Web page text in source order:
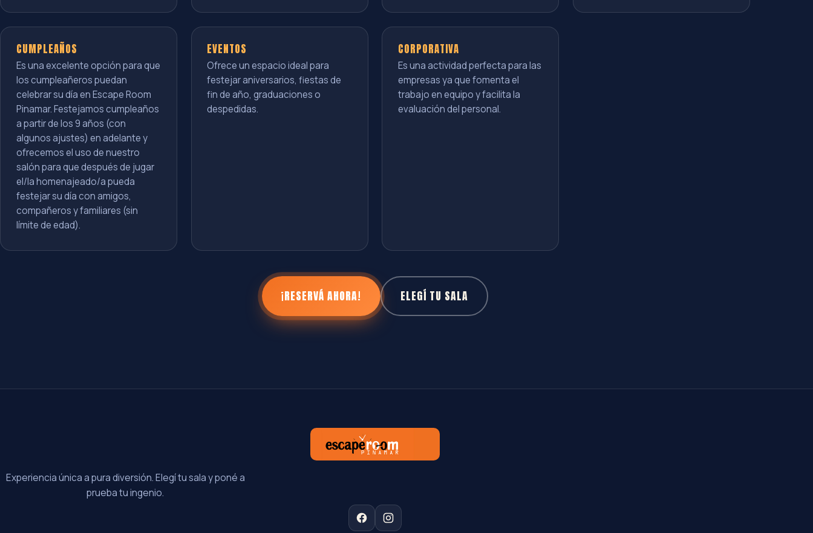
CUMPLEAÑOS
Es una excelente opción para que
los cumpleañeros puedan
celebrar su día en Escape Room
Pinamar. Festejamos cumpleaños
a partir de los 9 años (con
algunos ajustes) en adelante y
ofrecemos el uso de nuestro
salón para que después de jugar
el/la homenajeado/a pueda
festejar su día con amigos,
compañeros y familiares (sin
límite de edad).
EVENTOS
Ofrece un espacio ideal para
festejar aniversarios, fiestas de
fin de año, graduaciones o
despedidas.
CORPORATIVA
Es una actividad perfecta para las
empresas ya que fomenta el
trabajo en equipo y facilita la
evaluación del personal.
¡RESERVÁ AHORA! ELEGÍ TU SALA
Experiencia única a pura diversión. Elegí tu sala y poné a
prueba tu ingenio.